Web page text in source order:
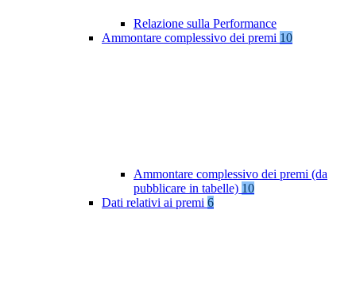
Relazione sulla Performance
Ammontare complessivo dei premi 10
Ammontare complessivo dei premi (da
pubblicare in tabelle) 10
Dati relativi ai premi 6